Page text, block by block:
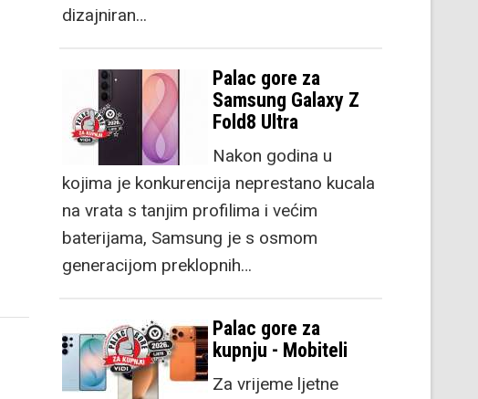
dizajniran…
Palac gore za
Samsung Galaxy Z
Fold8 Ultra
Nakon godina u
kojima je konkurencija neprestano kucala
na vrata s tanjim profilima i većim
baterijama, Samsung je s osmom
generacijom preklopnih…
Palac gore za
kupnju - Mobiteli
Za vrijeme ljetne